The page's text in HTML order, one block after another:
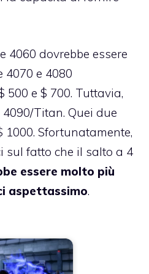
4060 dovrebbe essere
4070 e 4080
500 e $ 700. Tuttavia,
Titan. Quei due
1000. Sfortunatamente,
sul fatto che il salto a 4
essere molto più
aspettassimo.